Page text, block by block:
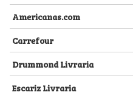
Americanas.com
Carrefour
Drummond Livraria
Escariz Livraria